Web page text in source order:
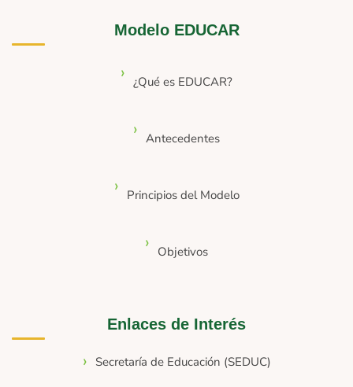
Modelo EDUCAR
¿Qué es EDUCAR?
Antecedentes
Principios del Modelo
Objetivos
Enlaces de Interés
Secretaría de Educación (SEDUC)